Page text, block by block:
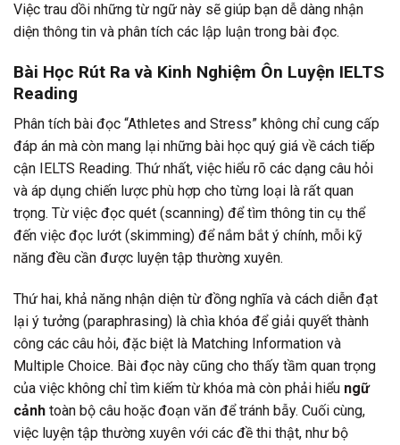
Việc trau dồi những từ ngữ này sẽ giúp bạn dễ dàng nhận
diện thông tin và phân tích các lập luận trong bài đọc.
Bài Học Rút Ra và Kinh Nghiệm Ôn Luyện IELTS
Reading
Phân tích bài đọc “Athletes and Stress” không chỉ cung cấp
đáp án mà còn mang lại những bài học quý giá về cách tiếp
cận IELTS Reading. Thứ nhất, việc hiểu rõ các dạng câu hỏi
và áp dụng chiến lược phù hợp cho từng loại là rất quan
trọng. Từ việc đọc quét (scanning) để tìm thông tin cụ thể
đến việc đọc lướt (skimming) để nắm bắt ý chính, mỗi kỹ
năng đều cần được luyện tập thường xuyên.
Thứ hai, khả năng nhận diện từ đồng nghĩa và cách diễn đạt
lại ý tưởng (paraphrasing) là chìa khóa để giải quyết thành
công các câu hỏi, đặc biệt là Matching Information và
Multiple Choice. Bài đọc này cũng cho thấy tầm quan trọng
của việc không chỉ tìm kiếm từ khóa mà còn phải hiểu ngữ
cảnh toàn bộ câu hoặc đoạn văn để tránh bẫy. Cuối cùng,
việc luyện tập thường xuyên với các đề thi thật, như bộ